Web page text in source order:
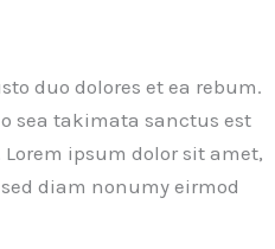
duo dolores et ea rebum.
sea takimata sanctus est
ipsum dolor sit amet,
diam nonumy eirmod